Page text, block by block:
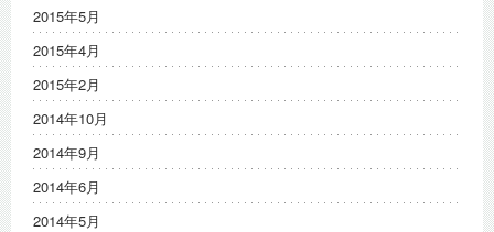
2015年5月
2015年4月
2015年2月
2014年10月
2014年9月
2014年6月
2014年5月